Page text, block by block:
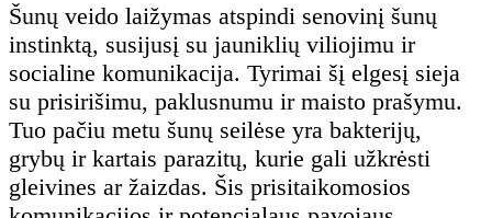
Šunų veido laižymas atspindi senovinį šunų
instinktą, susijusį su jauniklių viliojimu ir
socialine komunikacija. Tyrimai šį elgesį sieja
su prisirišimu, paklusnumu ir maisto prašymu.
Tuo pačiu metu šunų seilėse yra bakterijų,
grybų ir kartais parazitų, kurie gali užkrėsti
gleivines ar žaizdas. Šis prisitaikomosios